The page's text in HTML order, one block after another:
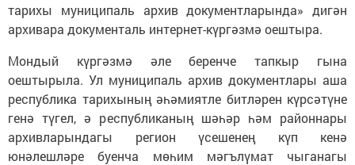
тарихы муниципаль архив документларында» дигән
архивара документаль интернет-күргәзмә оештыра.
Мондый күргәзмә әле беренче тапкыр гына
оештырыла. Ул муниципаль архив документлары аша
республика тарихының әһәмиятле битләрен күрсәтүне
генә түгел, ә республиканың шәһәр һәм районнары
архивларындагы регион үсешенең күп кенә
юнәлешләре буенча мөһим мәгълүмат чыганагы